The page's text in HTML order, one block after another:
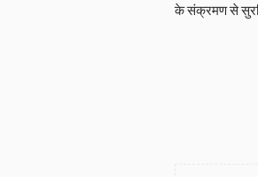
के संक्रमण से